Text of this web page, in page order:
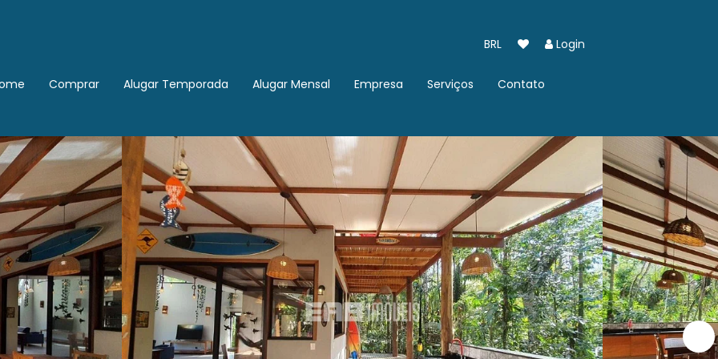
BRL Login
Comprar Alugar Temporada Alugar Mensal
Empresa
Trabalhe Conosco
Fale conosco
Localização
Serviços
Cadastre seu Imóvel
Indique um Imóvel
Contato